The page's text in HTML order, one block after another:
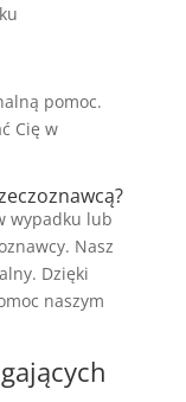
pomoc.
Cię w
wypadku lub
Nasz
Dzięki
naszym